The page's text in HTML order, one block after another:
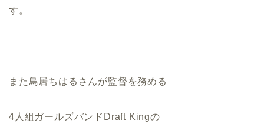
す。
また鳥居ちはるさんが監督を務める
4人組ガールズバンドDraft Kingの